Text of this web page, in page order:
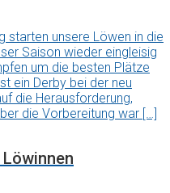
starten unsere Löwen in die
Saison wieder eingleisig
um die besten Plätze
ein Derby bei der neu
die Herausforderung,
die Vorbereitung war […]